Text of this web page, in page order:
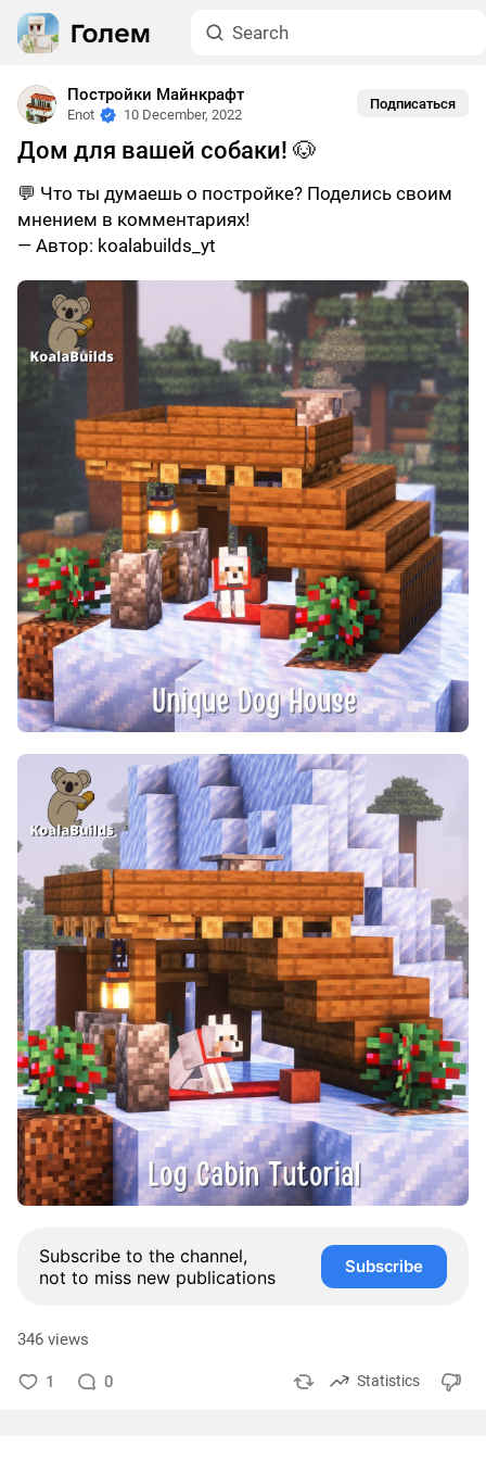
Постройки Майнкрафт
Enot 10 December, 2022
Подписаться
Дом для вашей собаки! 🐶
💬 Что ты думаешь о постройке? Поделись своим
мнением в комментариях!
— Автор: koalabuilds_yt
Subscribe to the channel,
not to miss new publications
Subscribe
346 views
1 0 Statistics